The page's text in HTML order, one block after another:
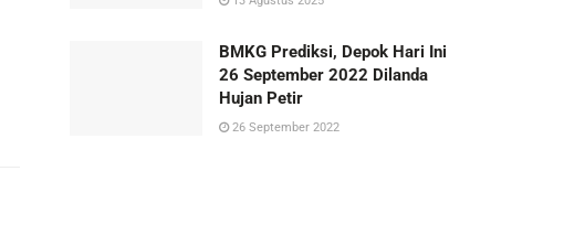
BMKG Prediksi, Depok Hari Ini
26 September 2022 Dilanda
Hujan Petir
26 September 2022